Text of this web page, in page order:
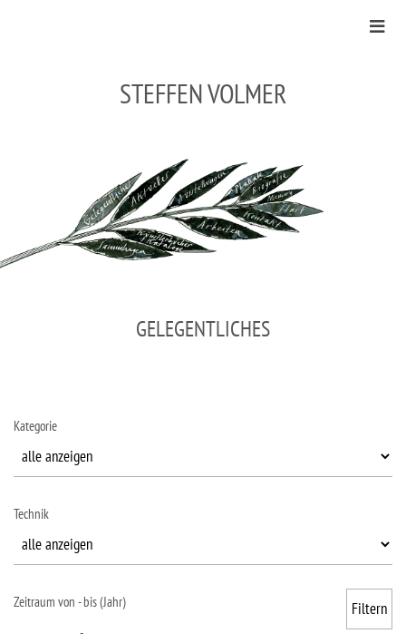
STEFFEN VOLMER
GELEGENTLICHES
Kategorie
Technik
Zeitraum von - bis (Jahr)
-